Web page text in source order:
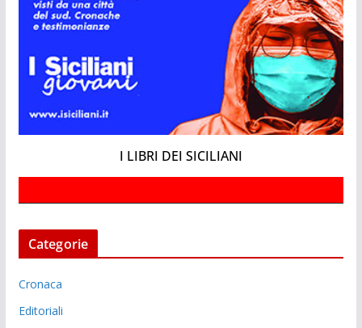
I LIBRI DEI SICILIANI
Categorie
Cronaca
Editoriali